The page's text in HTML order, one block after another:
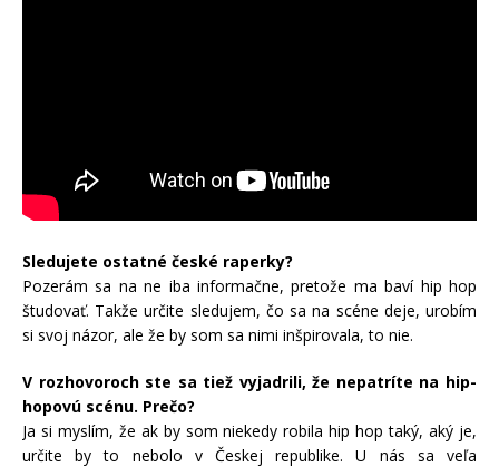
Sledujete ostatné české raperky?
Pozerám sa na ne iba informačne, pretože ma baví hip hop
študovať. Takže určite sledujem, čo sa na scéne deje, urobím
si svoj názor, ale že by som sa nimi inšpirovala, to nie.
V rozhovoroch ste sa tiež vyjadrili, že nepatríte na hip-
hopovú scénu. Prečo?
Ja si myslím, že ak by som niekedy robila hip hop taký, aký je,
určite by to nebolo v Českej republike. U nás sa veľa